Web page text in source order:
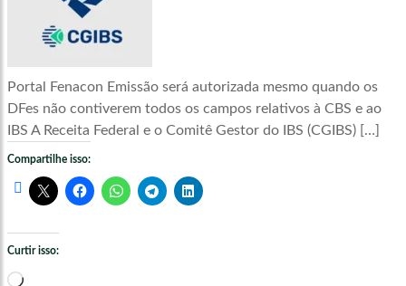
Portal Fenacon Emissão será autorizada mesmo quando os
DFes não contiverem todos os campos relativos à CBS e ao
IBS A Receita Federal e o Comitê Gestor do IBS (CGIBS) […]
Compartilhe isso:
Curtir isso:
Carregando...